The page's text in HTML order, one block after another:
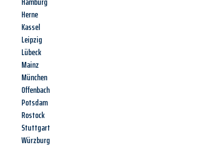
Herne
Kassel
Leipzig
Lübeck
Mainz
München
Offenbach
Potsdam
Rostock
Stuttgart
Würzburg